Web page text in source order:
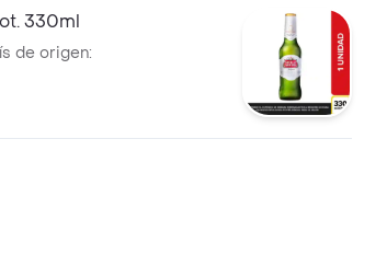
330ml
de origen: